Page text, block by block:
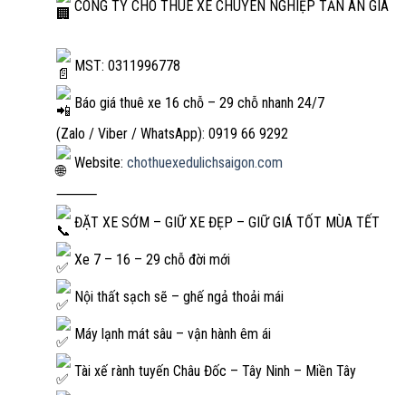
CÔNG TY CHO THUÊ XE CHUYÊN NGHIỆP TẤN AN GIA
MST: 0311996778
Báo giá thuê xe 16 chỗ – 29 chỗ nhanh 24/7
(Zalo / Viber / WhatsApp): 0919 66 9292
Website: chothuexedulichsaigon.com
⸻
ĐẶT XE SỚM – GIỮ XE ĐẸP – GIỮ GIÁ TỐT MÙA TẾT
Xe 7 – 16 – 29 chỗ đời mới
Nội thất sạch sẽ – ghế ngả thoải mái
Máy lạnh mát sâu – vận hành êm ái
Tài xế rành tuyến Châu Đốc – Tây Ninh – Miền Tây